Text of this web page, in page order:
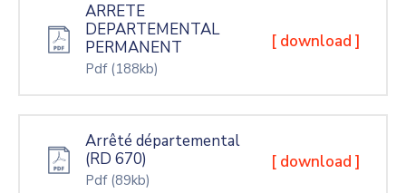
ARRETE
DEPARTEMENTAL
PERMANENT
Pdf (188kb)
[ download ]
Arrêté départemental
(RD 670)
Pdf (89kb)
[ download ]